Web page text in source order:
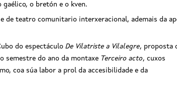
o bretón e o kven.
de teatro comunitario interxeracional, ademais da
do espectáculo De Vilatriste a Vilalegre, proposta
semestre do ano da montaxe Terceiro acto, cuxos
coa súa labor a prol da accesibilidade e da